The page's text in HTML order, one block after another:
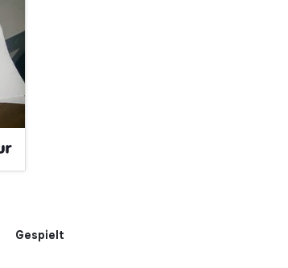
Gespielt